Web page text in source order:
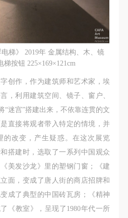
梯》 2019年 金属结构、木、镜
按钮 225×169×121cm
创作，作为建筑师和艺术家，埃
，利用建筑空间、镜子、窗户、
“迷宫”搭建出来，不依靠连贯的文
直接将观者带入特定的情境，并
的改变，产生疑惑。在这次展览
搭建时，选取了一系列中国观众
美发沙龙》里的塑钢门窗；《建
面，变成了唐人街的商店招牌和
成了典型的中国砖瓦房；《精神
《教室》，呈现了1980年代一所